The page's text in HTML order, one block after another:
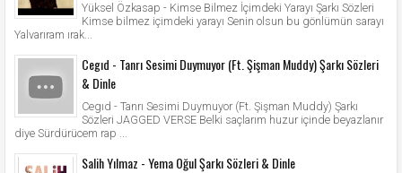
Yüksel Özkasap - Kimse Bilmez İçimdeki Yarayı Şarkı Sözleri
Kimse bilmez içimdeki yarayı Senin olsun bu gönlümün sarayı
Yalvarıram ırak...
Cegıd - Tanrı Sesimi Duymuyor (Ft. Şişman Muddy) Şarkı Sözleri
& Dinle
Cegıd - Tanrı Sesimi Duymuyor (Ft. Şişman Muddy) Şarkı
Sözleri JAGGED VERSE Belki saçlarım huzur içinde beyazlanır
diye Sürdürücem rap ...
Salih Yılmaz - Yema Oğul Şarkı Sözleri & Dinle